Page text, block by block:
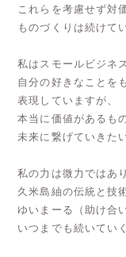
これらを考慮せず対
ものづくりは続けて
私はスモールビジネ
自分の好きなことを
表現していますが、
本当に価値があるも
未来に繋げていきた
私の力は微力ではあ
久米島紬の伝統と技
ゆいまーる（助け合
いつまでも続いてい